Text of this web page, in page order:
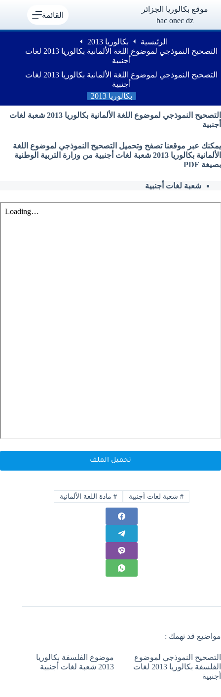
موقع بكالوريا الجزائر
bac onec dz
القائمة
الرئيسية
بكالوريا 2013
التصحيح النموذجي لموضوع اللغة الألمانية بكالوريا 2013 لغات
أجنبية
التصحيح النموذجي لموضوع اللغة الألمانية بكالوريا 2013 لغات
أجنبية
بكالوريا 2013
التصحيح النموذجي لموضوع اللغة الألمانية بكالوريا 2013 شعبة لغات
أجنبية
يمكنك عبر موقعنا تصفح وتحميل التصحيح النموذجي لموضوع اللغة
الألمانية بكالوريا 2013 شعبة لغات أجنبية من وزارة التربية الوطنية
بصيغة PDF
شعبة لغات أجنبية
تحميل الملف
# شعبة لغات أجنبية #مادة اللغة الألمانية
مواضيع قد تهمك :
التصحيح النموذجي لموضوع
الفلسفة بكالوريا 2013 لغات
أجنبية
موضوع الفلسفة بكالوريا
2013 شعبة لغات أجنبية